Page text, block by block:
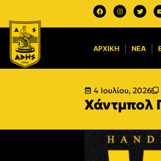
ΑΡΧΙΚΉ ΝΈΑ
4 Ιουλίου, 2026
Χάντμπολ